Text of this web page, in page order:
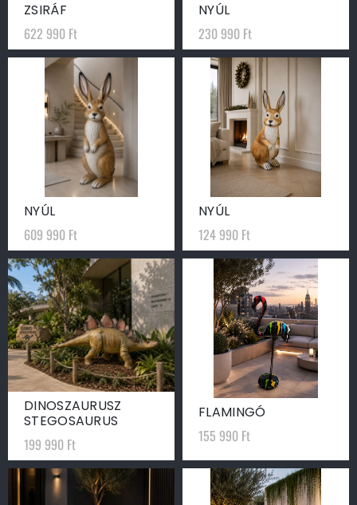
ZSIRÁF
622 990 Ft
NYÚL
230 990 Ft
NYÚL
609 990 Ft
NYÚL
124 990 Ft
DINOSZAURUSZ
STEGOSAURUS
199 990 Ft
FLAMINGÓ
155 990 Ft